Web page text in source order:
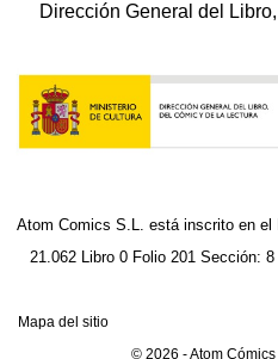
Dirección General del
Atom Comics S.L. está inscrito en el
21.062 Libro 0 Folio 201 Sección:
© 2026 - Atom
Mapa del sitio